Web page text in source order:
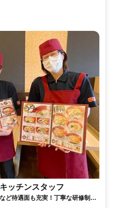
ッチンスタッフ
ど待遇面も充実！丁寧な研修制度